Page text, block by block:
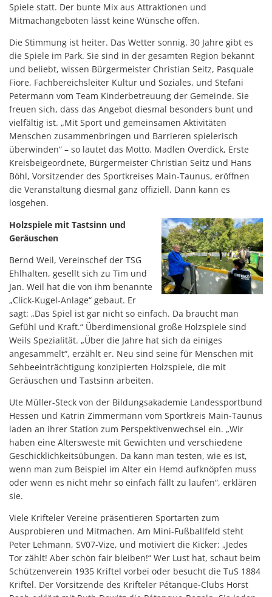
Spiele statt. Der bunte Mix aus Attraktionen und
Mitmachangeboten lässt keine Wünsche offen.
Die Stimmung ist heiter. Das Wetter sonnig. 30 Jahre gibt es
die Spiele im Park. Sie sind in der gesamten Region bekannt
und beliebt, wissen Bürgermeister Christian Seitz, Pasquale
Fiore, Fachbereichsleiter Kultur und Soziales, und Stefani
Petermann vom Team Kinderbetreuung der Gemeinde. Sie
freuen sich, dass das Angebot diesmal besonders bunt und
vielfältig ist. „Mit Sport und gemeinsamen Aktivitäten
Menschen zusammenbringen und Barrieren spielerisch
überwinden“ – so lautet das Motto. Madlen Overdick, Erste
Kreisbeigeordnete, Bürgermeister Christian Seitz und Hans
Böhl, Vorsitzender des Sportkreises Main-Taunus, eröffnen
die Veranstaltung diesmal ganz offiziell. Dann kann es
losgehen.
Holzspiele mit Tastsinn und
Geräuschen
Bernd Weil, Vereinschef der TSG
Ehlhalten, gesellt sich zu Tim und
Jan. Weil hat die von ihm benannte
„Click-Kugel-Anlage“ gebaut. Er
sagt: „Das Spiel ist gar nicht so einfach. Da braucht man
Gefühl und Kraft.“ Überdimensional große Holzspiele sind
Weils Spezialität. „Über die Jahre hat sich da einiges
angesammelt“, erzählt er. Neu sind seine für Menschen mit
Sehbeeinträchtigung konzipierten Holzspiele, die mit
Geräuschen und Tastsinn arbeiten.
Ute Müller-Steck von der Bildungsakademie Landessportbund
Hessen und Katrin Zimmermann vom Sportkreis Main-Taunus
laden an ihrer Station zum Perspektivenwechsel ein. „Wir
haben eine Altersweste mit Gewichten und verschiedene
Geschicklichkeitsübungen. Da kann man testen, wie es ist,
wenn man zum Beispiel im Alter ein Hemd aufknöpfen muss
oder wenn es nicht mehr so einfach fällt zu laufen“, erklären
sie.
Viele Krifteler Vereine präsentieren Sportarten zum
Ausprobieren und Mitmachen. Am Mini-Fußballfeld steht
Peter Lehmann, SV07-Vize, und motiviert die Kicker: „Jedes
Tor zählt! Aber schön fair bleiben!“ Wer Lust hat, schaut beim
Schützenverein 1935 Kriftel vorbei oder besucht die TuS 1884
Kriftel. Der Vorsitzende des Krifteler Pétanque-Clubs Horst